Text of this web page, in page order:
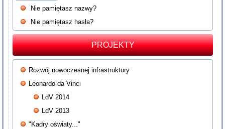
Nie pamiętasz nazwy?
Nie pamiętasz hasła?
PROJEKTY
Rozwój nowoczesnej infrastruktury
Leonardo da Vinci
LdV 2014
LdV 2013
"Kadry oświaty..."